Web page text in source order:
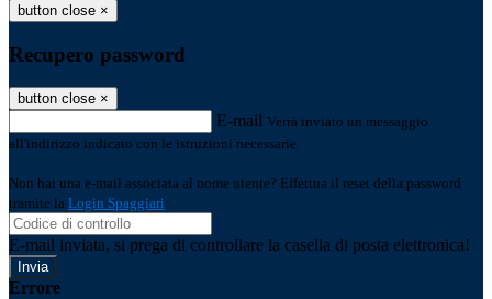
button close ×
Recupero password
button close ×
E-mail Verrà inviato un messaggio
all'indirizzo indicato con le istruzioni necessarie.
Non hai una e-mail associata al nome utente? Effettua il reset della password
tramite la Login Spaggiari
E-mail inviata, si prega di controllare la casella di posta elettronica!
Errore